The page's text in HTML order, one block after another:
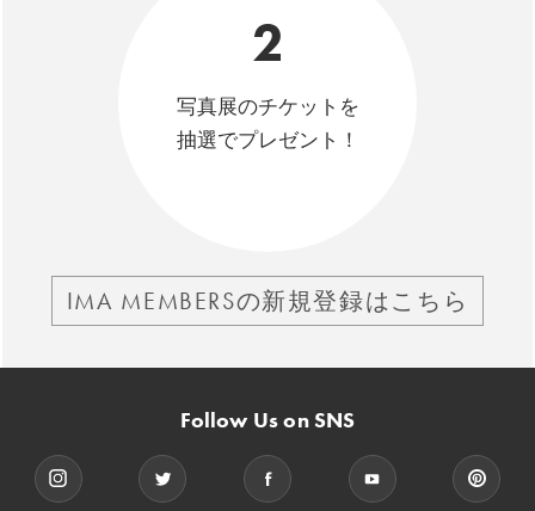
2
写真展のチケットを
抽選でプレゼント！
IMA MEMBERSの新規登録はこちら
Follow Us on SNS